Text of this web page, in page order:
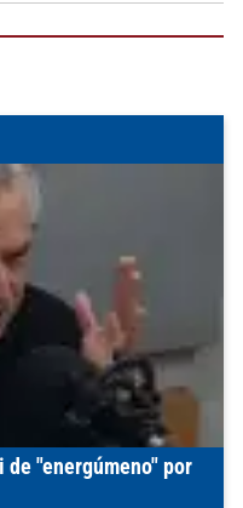
"energúmeno" por